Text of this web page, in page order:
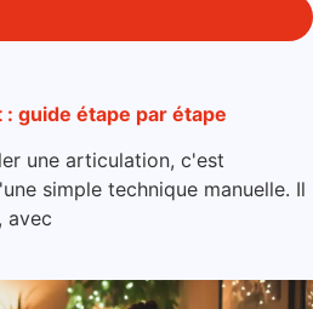
guide étape par étape
une articulation, c'est
simple technique manuelle. Il
avec